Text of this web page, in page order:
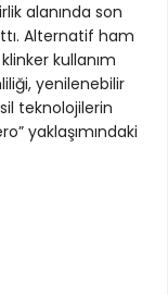
alanında son
Alternatif ham
kullanım
yenilenebilir
teknolojilerin
yaklaşımındaki